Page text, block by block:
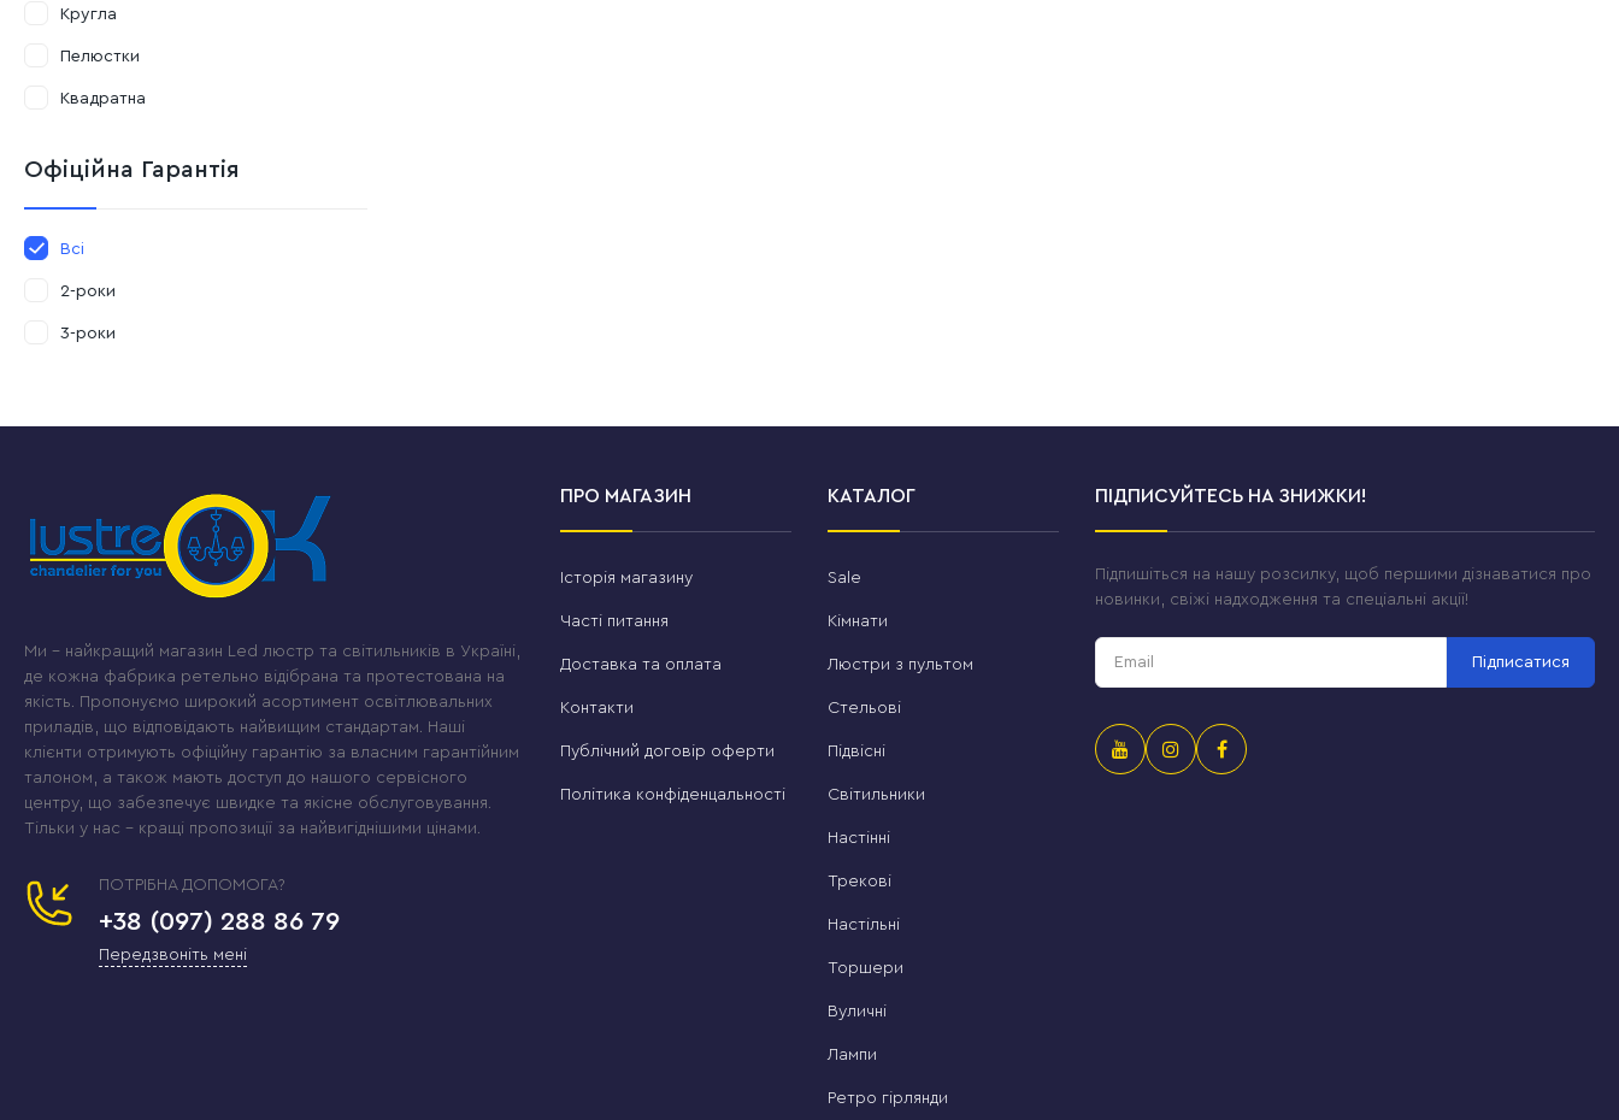
Кругла
Пелюстки
Квадратна
Офіційна Гарантія
Всі
2-роки
3-роки
Ми – найкращий магазин Led люстр та світильників в Україні,
де кожна фабрика ретельно відібрана та протестована на
якість. Пропонуємо широкий асортимент освітлювальних
приладів, що відповідають найвищим стандартам. Наші
клієнти отримують офіційну гарантію за власним гарантійним
талоном, а також мають доступ до нашого сервісного
центру, що забезпечує швидке та якісне обслуговування.
Тільки у нас – кращі пропозиції за найвигіднішими цінами.
ПОТРІБНА ДОПОМОГА?
+38 (097) 288 86 79
Передзвоніть мені
ПРО МАГАЗИН
Історія магазину
Часті питання
Доставка та оплата
Контакти
Публічний договір оферти
Політика конфіденцальності
КАТАЛОГ
Sale
Кімнати
Люстри з пультом
Стельові
Підвісні
Світильники
Настінні
Трекові
Настільні
Торшери
Вуличні
Лампи
Ретро гірлянди
ПІДПИСУЙТЕСЬ НА ЗНИЖКИ!
Підпишіться на нашу розсилку, щоб першими дізнаватися про
новинки, свіжі надходження та спеціальні акції!
Підписатися